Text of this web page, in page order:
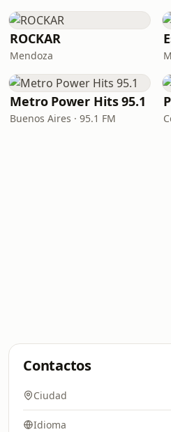
ROCKAR
Mendoza
Metro Power Hits 95.1
Buenos Aires · 95.1 FM
Contactos
Ciudad
Idioma